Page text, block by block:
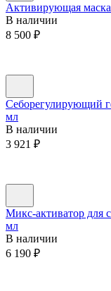
Активирующая
В наличии
8 500 ₽
Себорегулирующий
мл
В наличии
3 921 ₽
Микс-активатор для
мл
В наличии
6 190 ₽